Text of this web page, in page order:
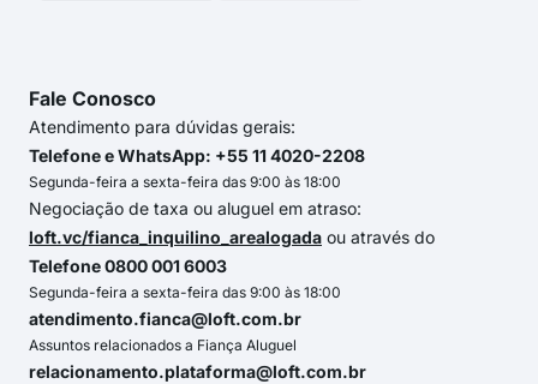
Fale Conosco
Atendimento para dúvidas gerais:
Telefone e WhatsApp: +55 11 4020-2208
Segunda-feira a sexta-feira das 9:00 às 18:00
Negociação de taxa ou aluguel em atraso:
loft.vc/fianca_inquilino_arealogada ou através do
Telefone 0800 001 6003
Segunda-feira a sexta-feira das 9:00 às 18:00
atendimento.fianca@loft.com.br
Assuntos relacionados a Fiança Aluguel
relacionamento.plataforma@loft.com.br